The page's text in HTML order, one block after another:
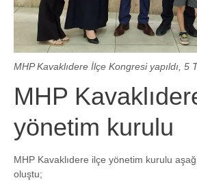
MHP Kavaklıdere İlçe Kongresi yapıldı, 5
MHP
yönetim kurulu
MHP Kavaklıdere ilçe yönetim kurulu
oluştu;